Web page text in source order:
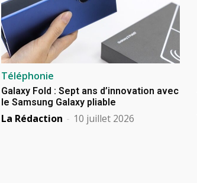
Téléphonie
Galaxy Fold : Sept ans d’innovation avec
le Samsung Galaxy pliable
La Rédaction - 10 juillet 2026